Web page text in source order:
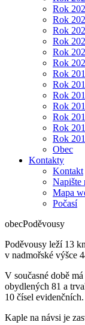
Rok
Rok
Rok
Rok
Rok
Rok
Rok
Rok
Rok
Rok
Rok
Rok
Rok
Obec
Kontakty
Kontakt
Napište
Mapa
Počasí
obecPoděvousy
Poděvousy leží 13
v nadmořské výšce
V současné době
obydlených 81 a
10 čísel
Kaple na návsi je